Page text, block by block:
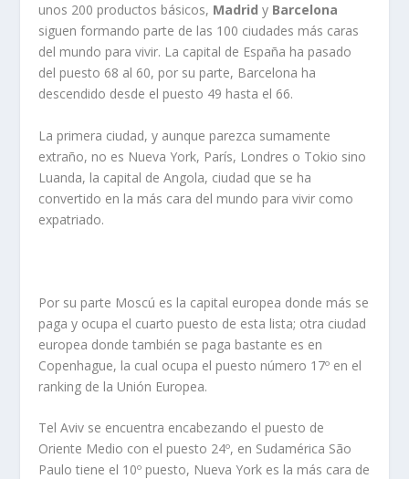
unos 200 productos básicos, Madridy Barcelona
siguen formando parte de las 100 ciudades más caras
del mundo para vivir. La capital de España ha pasado
del puesto 68 al 60, por su parte, Barcelona ha
descendido desde el puesto 49 hasta el 66.
La primera ciudad, y aunque parezca sumamente
extraño, no es Nueva York, París, Londres o Tokio sino
Luanda, la capital de Angola, ciudad que se ha
convertido en la más cara del mundo para vivir como
expatriado.
Por su parte Moscú es la capital europea donde más se
paga y ocupa el cuarto puesto de esta lista; otra ciudad
europea donde también se paga bastante es en
Copenhague, la cual ocupa el puesto número 17º en el
ranking de la Unión Europea.
Tel Aviv se encuentra encabezando el puesto de
Oriente Medio con el puesto 24º, en Sudamérica São
Paulo tiene el 10º puesto, Nueva York es la más cara de